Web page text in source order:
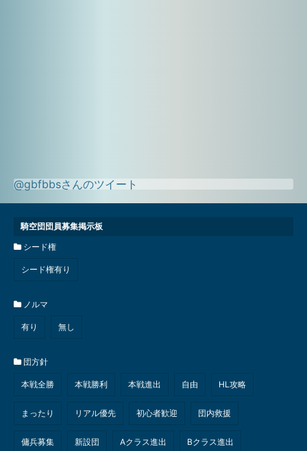
@gbfbbsさんのツイート
騎空団団員募集掲示板
シード権
シード権有り
ノルマ
有り 無し
団方針
本戦全勝 本戦勝利 本戦進出 自由 HL攻略
まったり リアル優先 初心者歓迎 団内救援
傭兵募集 新設団 Aクラス進出 Bクラス進出